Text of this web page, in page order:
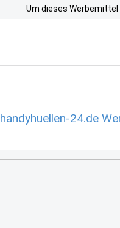
Um dieses
handyhuellen-24.de